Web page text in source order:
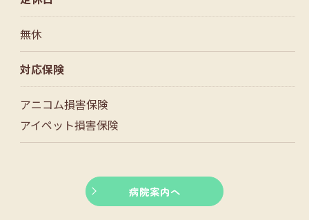
無休
対応保険
アニコム損害保険
アイペット損害保険
病院案内へ